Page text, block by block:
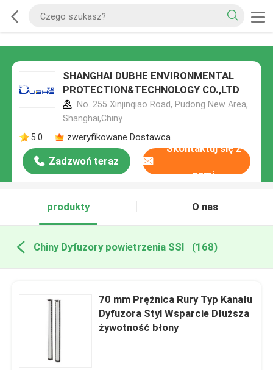
SHANGHAI DUBHE ENVIRONMENTAL
PROTECTION&TECHNOLOGY CO.,LTD
No. 255 Xinjinqiao Road, Pudong New Area,
Shanghai,Chiny
5.0
zweryfikowane Dostawca
Zadzwoń teraz
Skontaktuj się z
nami
produkty O nas
Chiny Dyfuzory powietrzenia SSI (168)
70 mm Prężnica Rury Typ Kanału
Dyfuzora Styl Wsparcie Dłuższa
żywotność błony